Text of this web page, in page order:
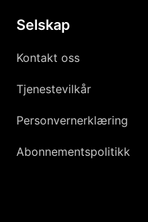
Selskap
Kontakt oss
Tjenestevilkår
Personvernerklæring
Abonnementspolitikk